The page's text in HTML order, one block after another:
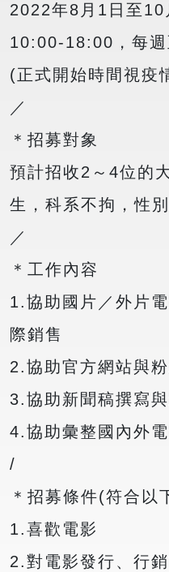
2022年8月1日至10
10:00-18:00，每週
(正式開始時間視疫
／
＊招募對象
預計招收2～4位的
生，科系不拘，性別
／
＊工作內容
1.協助國片／外片
際銷售
2.協助官方網站與
3.協助新聞稿撰寫
4.協助彙整國內外
/
＊招募條件(符合以
1.喜歡電影
2.對電影發行、行